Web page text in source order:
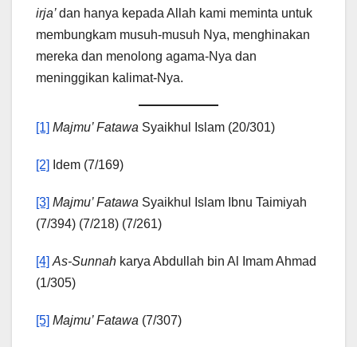
irja’dan hanya kepada Allah kami meminta untuk
membungkam musuh-musuh Nya, menghinakan
mereka dan menolong agama-Nya dan
meninggikan kalimat-Nya.
[1] Majmu’ Fatawa Syaikhul Islam (20/301)
[2] Idem (7/169)
[3] Majmu’ Fatawa Syaikhul Islam Ibnu Taimiyah
(7/394) (7/218) (7/261)
[4] As-Sunnah karya Abdullah bin Al Imam Ahmad
(1/305)
[5] Majmu’ Fatawa (7/307)